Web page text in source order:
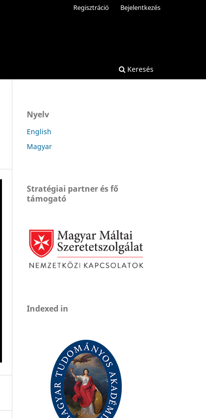
Keresés
Regisztráció Bejelentkezés
Nyelv
English
Magyar
Stratégiai partner és fő
támogató
Indexed in